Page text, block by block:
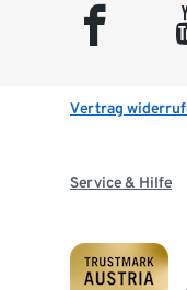
facebook
Vertrag
Service & Hilfe